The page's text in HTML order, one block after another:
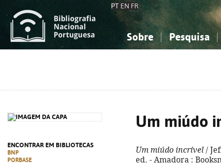
PT EN FR
Sobre Pesquisa
ENCONTRAR EM BIBLIOTECAS
BNP
PORBASE
Um miúdo
Um miúdo incrível /
ed. - Amadora :